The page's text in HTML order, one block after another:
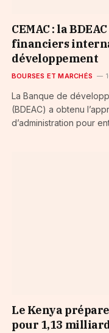
CEMAC : la
financiers
développement
BOURSES ET MARCHÉS
La Banque de
(BDEAC) a obtenu
d’administration pour
Le Kenya
pour 1,13